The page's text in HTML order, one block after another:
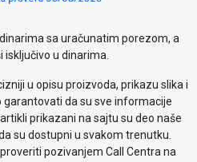
sa uračunatim porezom, a
isključivo u dinarima.
u opisu proizvoda, prikazu slika i
garantovati da su sve informacije
prikazani na sajtu su deo naše
su dostupni u svakom trenutku.
pozivanjem Call Centra na